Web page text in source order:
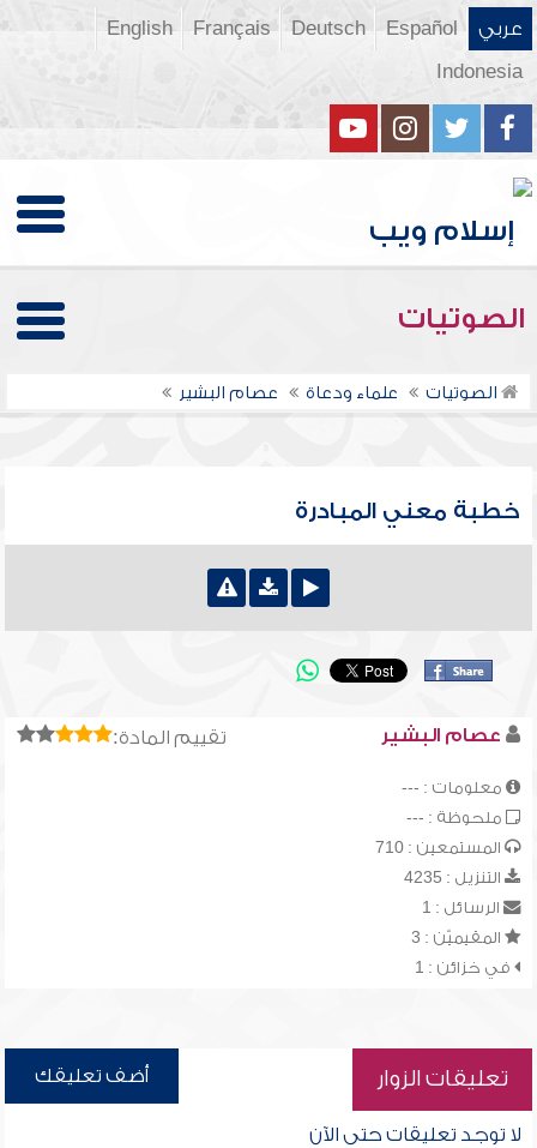
عربي Español
Deutsch
Français
English
Indonesia
الصوتيات
الصوتيات علماء ودعاة عصام البشير
خطبة معني المبادرة
تقييم المادة: عصام البشير
معلومات : ---
ملحوظة : ---
المستمعين : 710
التنزيل : 4235
الرسائل : 1
المقيميّن : 3
في خزائن : 1
تعليقات الزوار أضف تعليقك
لا توجد تعليقات حتى الآن